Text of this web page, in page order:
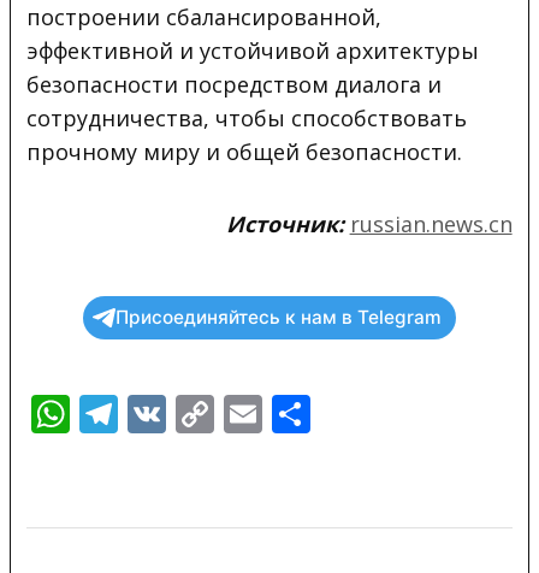
построении сбалансированной,
эффективной и устойчивой архитектуры
безопасности посредством диалога и
сотрудничества, чтобы способствовать
прочному миру и общей безопасности.
Источник: russian.news.cn
Присоединяйтесь к нам в Telegram
WhatsApp
Telegram
VKCopyEmail